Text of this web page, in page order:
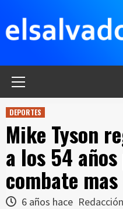
contenido
DEPORTES
Mike Tyson
a los 54
combate mas
6 años hace Redacción